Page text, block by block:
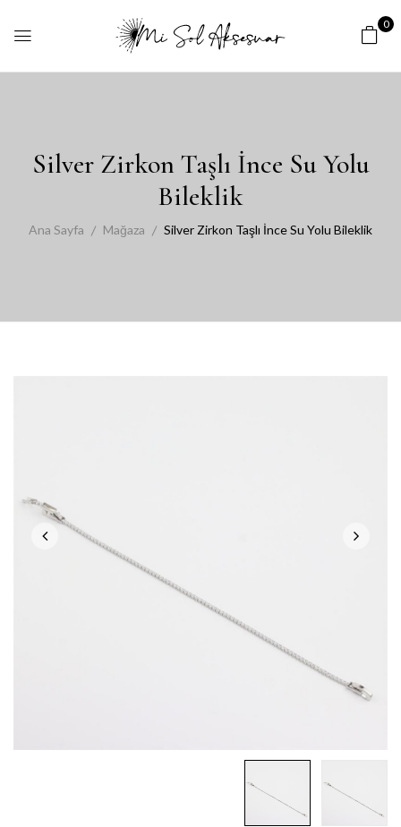
0
Silver Zirkon Taşlı İnce Su Yolu
Bileklik
Ana Sayfa Mağaza Silver Zirkon Taşlı İnce Su Yolu Bileklik